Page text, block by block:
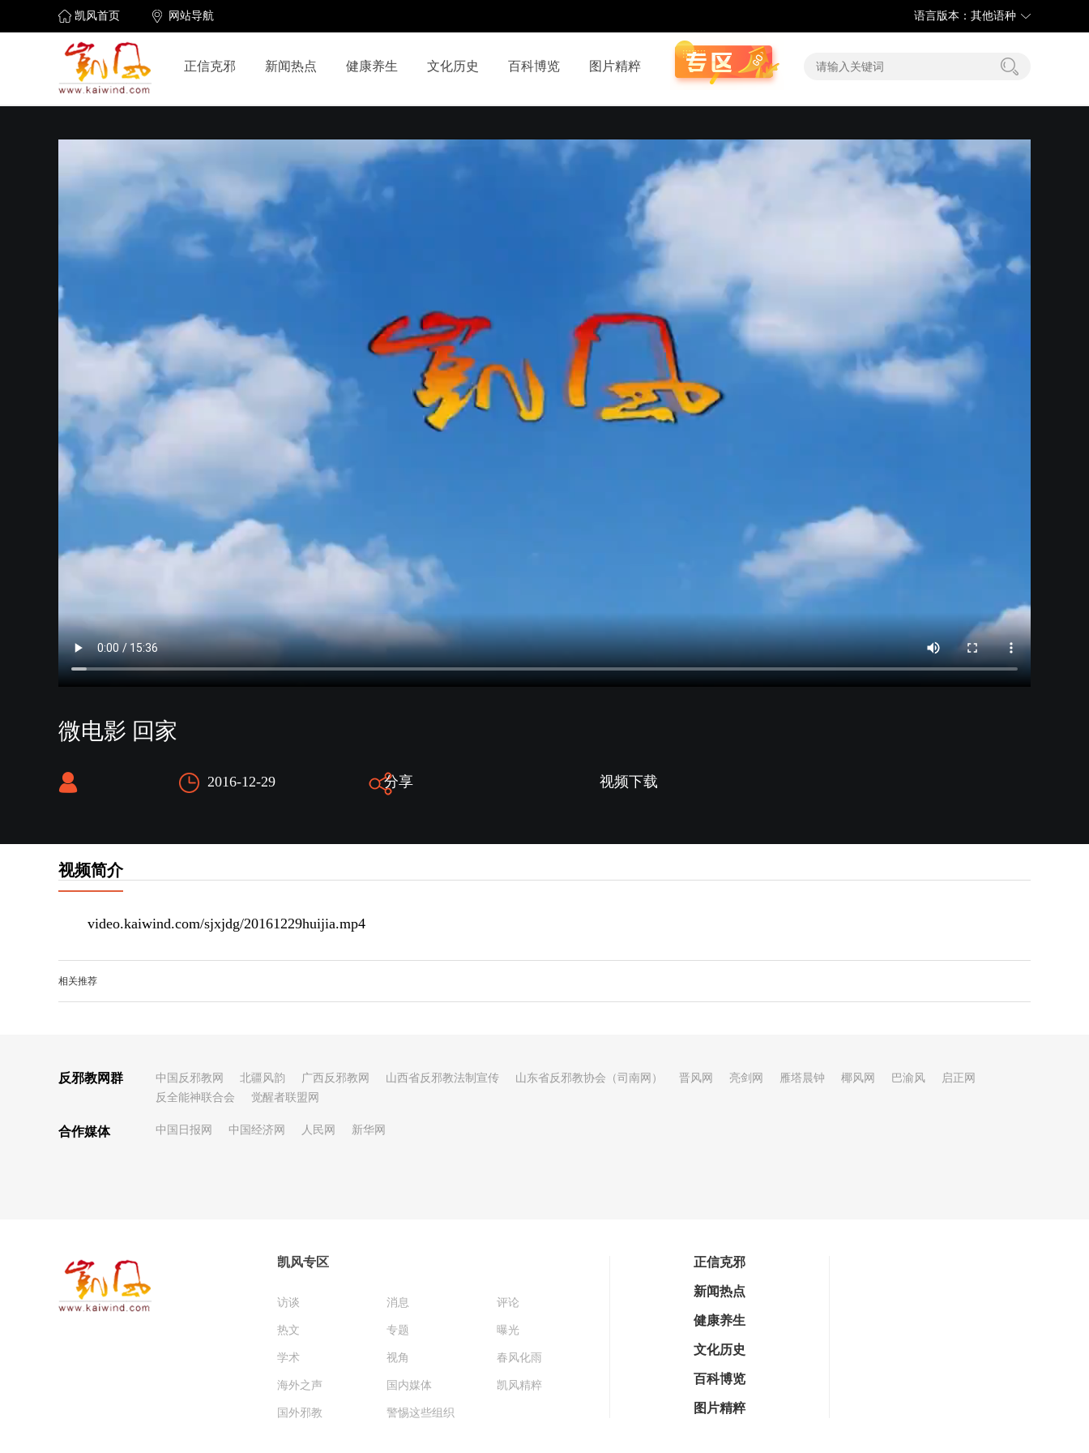
凯风首页 网站导航 语言版本：其他语种
正信克邪 新闻热点 健康养生 文化历史 百科博览 图片精粹
微电影 回家
2016-12-29 分享 视频下载
视频简介
video.kaiwind.com/sjxjdg/20161229huijia.mp4
相关推荐
反邪教网群
合作媒体
中国反邪教网 北疆风韵 广西反邪教网 山西省反邪教法制宣传 山东省反邪教协会（司南网） 晋风网 亮剑网 雁塔晨钟 椰风网 巴渝风
启正网
反全能神联合会
觉醒者联盟网
中国日报网 中国经济网 人民网 新华网
凯风专区
访谈 消息 评论
热文 专题 曝光
学术 视角 春风化雨
海外之声 国内媒体 凯风精粹
国外邪教 警惕这些组织
正信克邪
新闻热点
健康养生
文化历史
百科博览
图片精粹